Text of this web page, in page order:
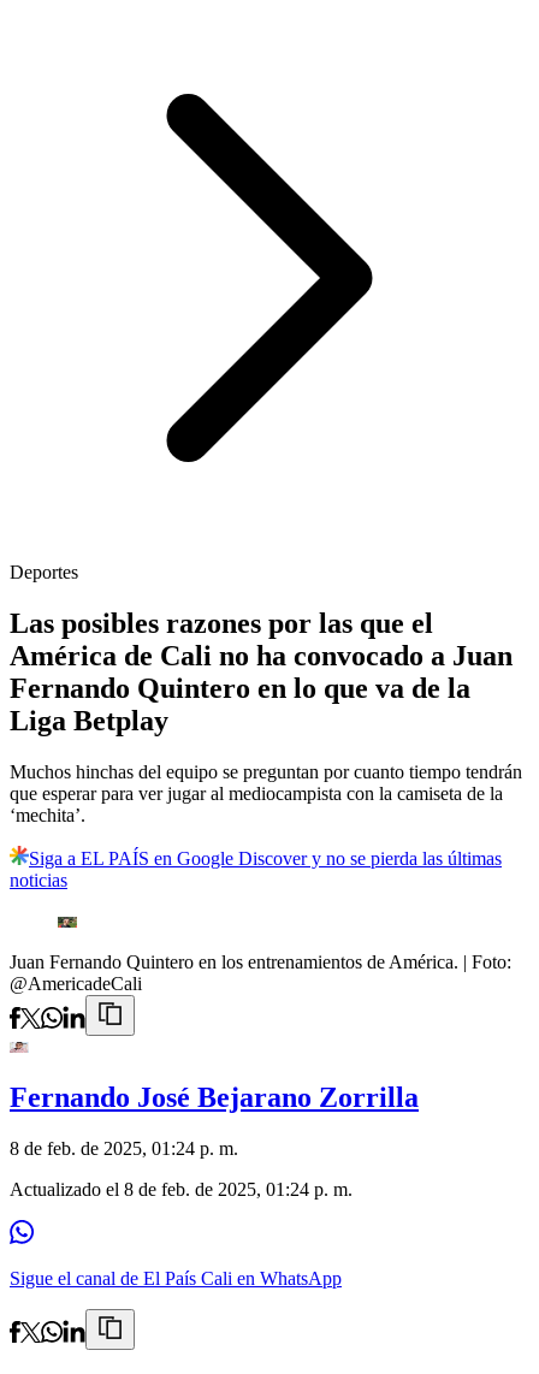
Deportes
Las posibles razones por las que el
América de Cali no ha convocado a Juan
Fernando Quintero en lo que va de la
Liga Betplay
Muchos hinchas del equipo se preguntan por cuanto tiempo tendrán
que esperar para ver jugar al mediocampista con la camiseta de la
‘mechita’.
Siga a EL PAÍS en Google Discover y no se pierda las últimas
noticias
Juan Fernando Quintero en los entrenamientos de América. | Foto:
@AmericadeCali
Fernando José Bejarano Zorrilla
8 de feb. de 2025, 01:24 p. m.
Actualizado el 8 de feb. de 2025, 01:24 p. m.
Sigue el canal de El País Cali en WhatsApp